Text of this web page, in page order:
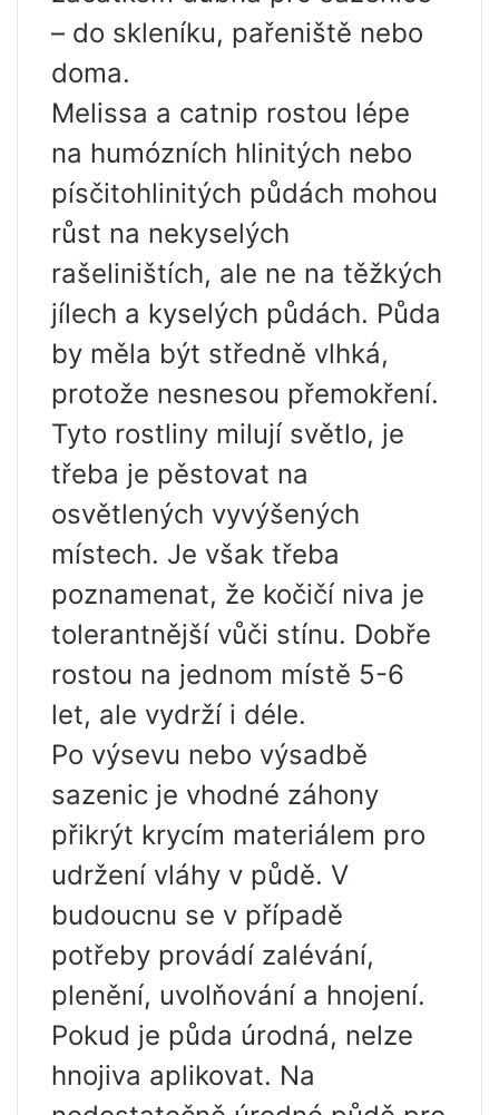
– do skleníku, pařeniště nebo
doma.
Melissa a catnip rostou lépe
na humózních hlinitých nebo
písčitohlinitých půdách mohou
růst na nekyselých
rašeliništích, ale ne na těžkých
jílech a kyselých půdách. Půda
by měla být středně vlhká,
protože nesnesou přemokření.
Tyto rostliny milují světlo, je
třeba je pěstovat na
osvětlených vyvýšených
místech. Je však třeba
poznamenat, že kočičí niva je
tolerantnější vůči stínu. Dobře
rostou na jednom místě 5-6
let, ale vydrží i déle.
Po výsevu nebo výsadbě
sazenic je vhodné záhony
přikrýt krycím materiálem pro
udržení vláhy v půdě. V
budoucnu se v případě
potřeby provádí zalévání,
plenění, uvolňování a hnojení.
Pokud je půda úrodná, nelze
hnojiva aplikovat. Na